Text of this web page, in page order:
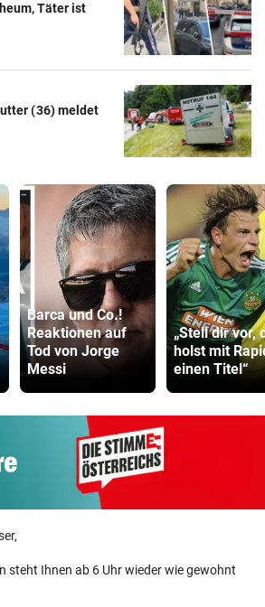
Täter ist
(36) meldet
Barca und Co.!
Reaktionen auf
Tod von Jorge
Messi
„Stell dir vor,
holst mit
einen Titel“
steht Ihnen ab 6 Uhr wieder wie gewohnt